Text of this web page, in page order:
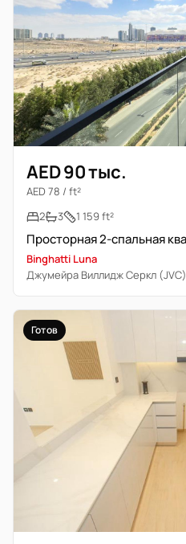
AED 90 тыс.
AED 78 / ft²
2
3 1 159 ft²
Binghatti Luna
Джумейра Виллидж Серкл (JVC)
Готов